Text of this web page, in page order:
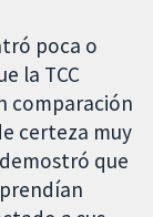
poca o
la TCC
comparación
certeza muy
que